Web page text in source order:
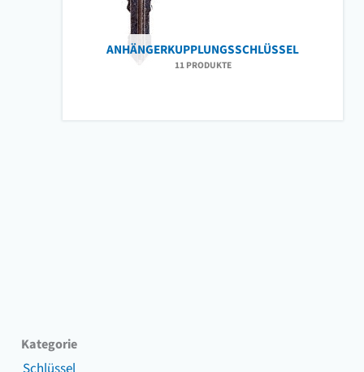
Kategorie
ANHÄNGERKUPPLUNGSSCHLÜSSEL
11 PRODUKTE